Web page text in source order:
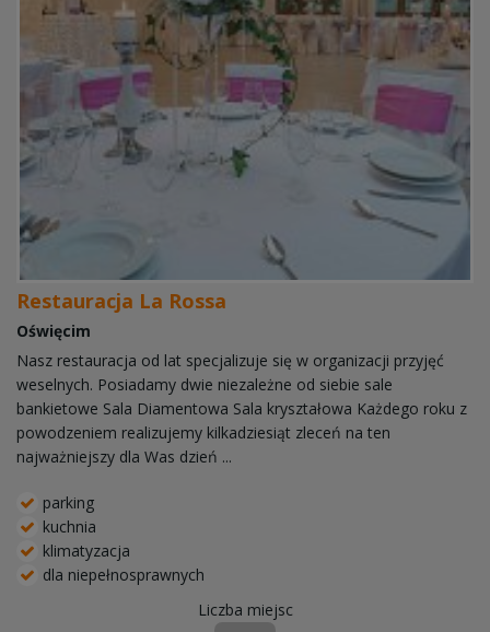
Restauracja La Rossa
Oświęcim
Nasz restauracja od lat specjalizuje się w organizacji przyjęć
weselnych. Posiadamy dwie niezależne od siebie sale
bankietowe Sala Diamentowa Sala kryształowa Każdego roku z
powodzeniem realizujemy kilkadziesiąt zleceń na ten
najważniejszy dla Was dzień ...
parking
kuchnia
klimatyzacja
dla niepełnosprawnych
Liczba miejsc